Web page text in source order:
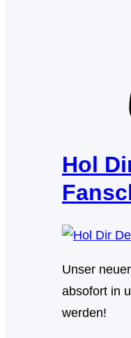
Hol
Unser
absofort in
werden!